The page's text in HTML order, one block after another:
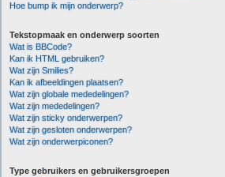
Hoe bump ik mijn onderwerp?
Tekstopmaak en onderwerp soorten
Wat is BBCode?
Kan ik HTML gebruiken?
Wat zijn Smilies?
Kan ik afbeeldingen plaatsen?
Wat zijn globale mededelingen?
Wat zijn mededelingen?
Wat zijn sticky onderwerpen?
Wat zijn gesloten onderwerpen?
Wat zijn onderwerpiconen?
Type gebruikers en gebruikersgroepen